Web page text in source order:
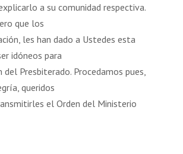
a su comunidad respectiva.
que los
les han dado a Ustedes esta
idóneos para
del Presbiterado. Procedamos pues,
queridos
el Orden del Ministerio